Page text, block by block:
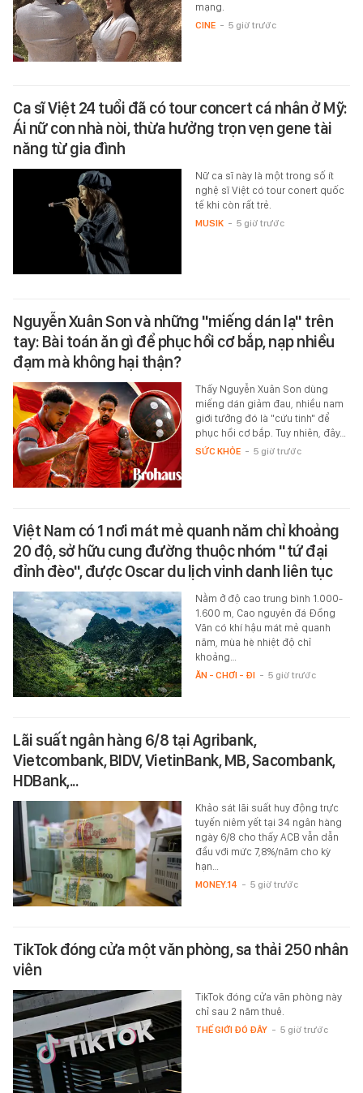
mạng.
CINE - 5 giờ trước
Ca sĩ Việt 24 tuổi đã có tour concert cá nhân ở Mỹ:
Ái nữ con nhà nòi, thừa hưởng trọn vẹn gene tài
năng từ gia đình
Nữ ca sĩ này là một trong số ít
nghệ sĩ Việt có tour conert quốc
tế khi còn rất trẻ.
MUSIK - 5 giờ trước
Nguyễn Xuân Son và những "miếng dán lạ" trên
tay: Bài toán ăn gì để phục hồi cơ bắp, nạp nhiều
đạm mà không hại thận?
Thấy Nguyễn Xuân Son dùng
miếng dán giảm đau, nhiều nam
giới tưởng đó là "cứu tinh" để
phục hồi cơ bắp. Tuy nhiên, đây…
SỨC KHỎE - 5 giờ trước
Việt Nam có 1 nơi mát mẻ quanh năm chỉ khoảng
20 độ, sở hữu cung đường thuộc nhóm "tứ đại
đỉnh đèo", được Oscar du lịch vinh danh liên tục
Nằm ở độ cao trung bình 1.000-
1.600 m, Cao nguyên đá Đồng
Văn có khí hậu mát mẻ quanh
năm, mùa hè nhiệt độ chỉ
khoảng…
ĂN - CHƠI - ĐI - 5 giờ trước
Lãi suất ngân hàng 6/8 tại Agribank,
Vietcombank, BIDV, VietinBank, MB, Sacombank,
HDBank,...
Khảo sát lãi suất huy động trực
tuyến niêm yết tại 34 ngân hàng
ngày 6/8 cho thấy ACB vẫn dẫn
đầu với mức 7,8%/năm cho kỳ
hạn…
MONEY.14 - 5 giờ trước
TikTok đóng cửa một văn phòng, sa thải 250 nhân
viên
TikTok đóng cửa văn phòng này
chỉ sau 2 năm thuê.
THẾ GIỚI ĐÓ ĐÂY - 5 giờ trước